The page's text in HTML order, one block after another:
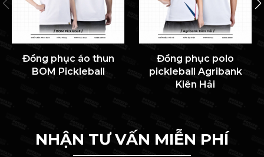
Đồng phục áo thun
BOM Pickleball
Đồng phục polo
pickleball Agribank
Kiên Hải
NHẬN TƯ VẤN MIỄN PHÍ